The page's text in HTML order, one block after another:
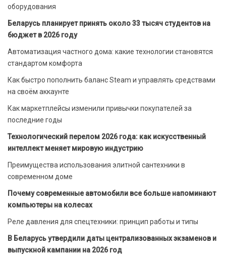
оборудования
Беларусь планирует принять около 33 тысяч студентов на
бюджет в 2026 году
Автоматизация частного дома: какие технологии становятся
стандартом комфорта
Как быстро пополнить баланс Steam и управлять средствами
на своём аккаунте
Как маркетплейсы изменили привычки покупателей за
последние годы
Технологический перелом 2026 года: как искусственный
интеллект меняет мировую индустрию
Преимущества использования элитной сантехники в
современном доме
Почему современные автомобили все больше напоминают
компьютеры на колесах
Реле давления для спецтехники: принцип работы и типы
В Беларусь утвердили даты централизованных экзаменов и
выпускной кампании на 2026 год